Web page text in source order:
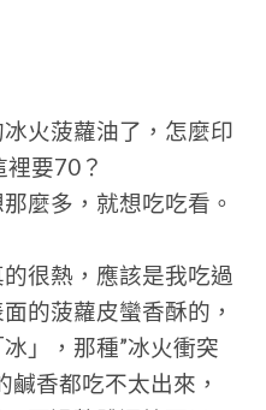
火菠蘿油了，怎麼印
要70？
麼多，就想吃吃看。
很熱，應該是我吃過
的菠蘿皮蠻香酥的，
」，那種”冰火衝突
鹹香都吃不太出來，